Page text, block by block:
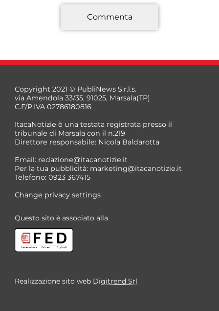
*
*
Commenta
Copyright 2021 © PubliNews S.r.l.s.
via Amendola 33/35, 91025, Marsala(TP)
C.F/P.IVA 02786180816
ItacaNotizie è una testata registrata presso il
tribunale di Marsala con il n.219
Direttore responsabile: Nicola Baldarotta
Email: redazione@itacanotizie.it
Per la tua pubblicità: marketing@itacanotizie.it
Telefono: 0923 367415
Change privacy settings
Questo sito è associato alla
Realizzazione sito web Digitrend Srl